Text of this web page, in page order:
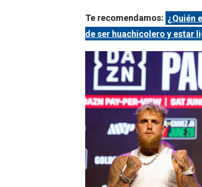
Te recomendamos: ¿Quién
de ser huachicolero y estar